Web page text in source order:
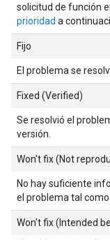
solicitud de función
prioridad a
Fijo
El problema se
Fixed (Verified)
Se resolvió el
versión.
Won't fix (Not
No hay suficiente
el problema tal
Won't fix (Intended